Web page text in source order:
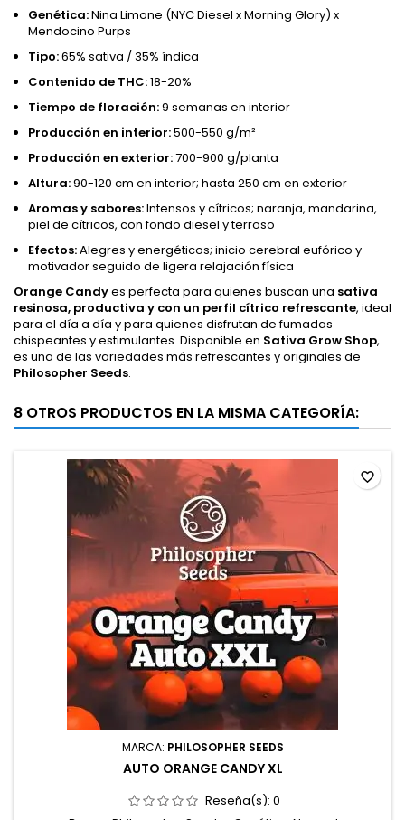
Genética:Nina Limone (NYC Diesel x Morning Glory) x
Mendocino Purps
Tipo:65% sativa / 35% índica
Contenido de THC:18-20%
Tiempo de floración:9 semanas en interior
Producción en interior:500-550 g/m²
Producción en exterior:700-900 g/planta
Altura:90-120 cm en interior; hasta 250 cm en exterior
Aromas y sabores:Intensos y cítricos; naranja, mandarina,
piel de cítricos, con fondo diesel y terroso
Efectos:Alegres y energéticos; inicio cerebral eufórico y
motivador seguido de ligera relajación física
Orange Candyes perfecta para quienes buscan una sativa
resinosa, productiva y con un perfil cítrico refrescante, ideal
para el día a día y para quienes disfrutan de fumadas
chispeantes y estimulantes. Disponible en Sativa Grow Shop,
es una de las variedades más refrescantes y originales de
Philosopher Seeds.
8 OTROS PRODUCTOS EN LA MISMA CATEGORÍA:
MARCA: PHILOSOPHER SEEDS
AUTO ORANGE CANDY XL
Reseña(s): 0
favorite_border